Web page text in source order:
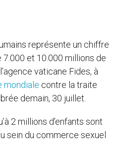
représente un chiffre
et 10.000 millions de
vaticane Fides, à
mondiale contre la traite
demain, 30 juillet.
2 millions d’enfants sont
sein du commerce sexuel